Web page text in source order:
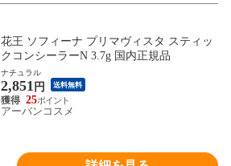
花王 ソフィーナ プリマヴィスタ スティッ
クコンシーラーN 3.7g 国内正規品
ナチュラル
2,851 円 送料無料
25
アーバンコスメ